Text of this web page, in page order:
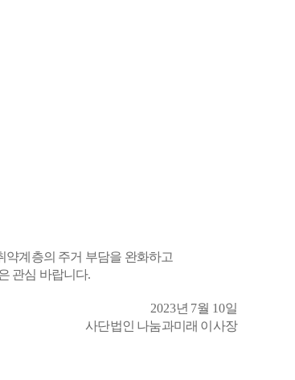
약계층의 주거 부담을 완화하고
관심 바랍니다.
2023년 7월 10일
사단법인 나눔과미래 이사장